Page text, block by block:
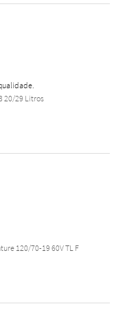
20/29 Litros
120/70-19 60V TL F